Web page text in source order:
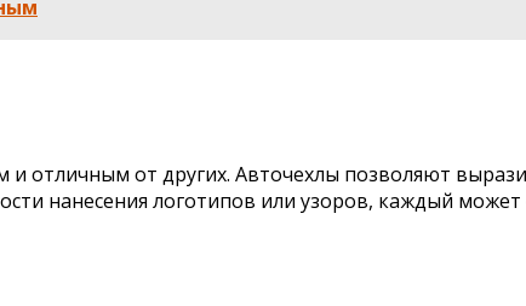
отличным от других. Авточехлы позволяют
нанесения логотипов или узоров, каждый может